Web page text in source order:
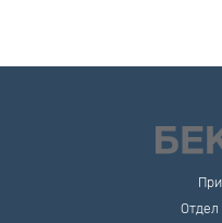
Отдел